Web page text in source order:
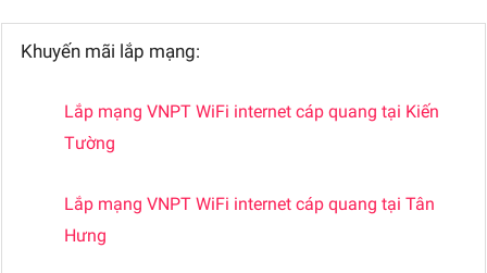
Khuyến mãi lắp mạng:
Lắp mạng VNPT WiFi internet cáp quang tại Kiến
Tường
Lắp mạng VNPT WiFi internet cáp quang tại Tân
Hưng